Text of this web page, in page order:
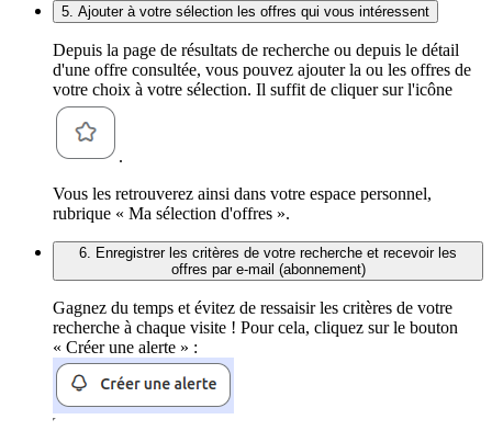
5. Ajouter à votre sélection les offres qui vous intéressent
Depuis la page de résultats de recherche ou depuis le détail
d'une offre consultée, vous pouvez ajouter la ou les offres de
votre choix à votre sélection. Il suffit de cliquer sur l'icône
.
Vous les retrouverez ainsi dans votre espace personnel,
rubrique « Ma sélection d'offres ».
6. Enregistrer les critères de votre recherche et recevoir les
offres par e-mail (abonnement)
Gagnez du temps et évitez de ressaisir les critères de votre
recherche à chaque visite ! Pour cela, cliquez sur le bouton
« Créer une alerte » :